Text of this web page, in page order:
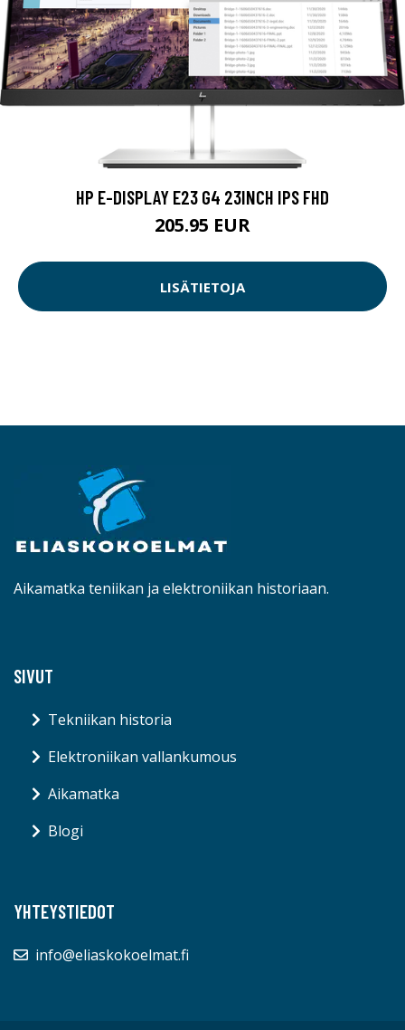
HP E-DISPLAY E23 G4 23INCH IPS FHD
205.95 EUR
LISÄTIETOJA
Aikamatka teniikan ja elektroniikan historiaan.
SIVUT
Tekniikan historia
Elektroniikan vallankumous
Aikamatka
Blogi
YHTEYSTIEDOT
info@eliaskokoelmat.fi